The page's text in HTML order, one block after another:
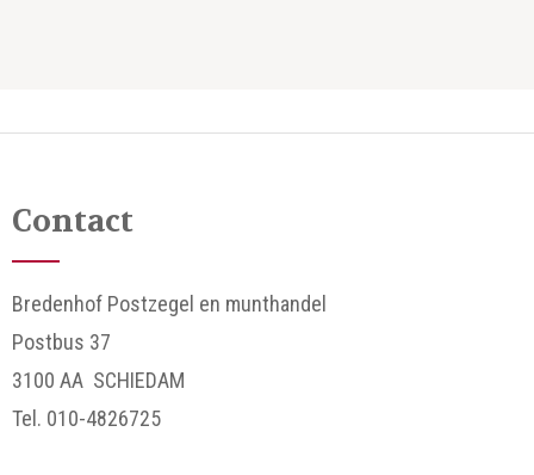
Contact
Bredenhof Postzegel en munthandel
Postbus 37
3100 AA SCHIEDAM
Tel. 010-4826725